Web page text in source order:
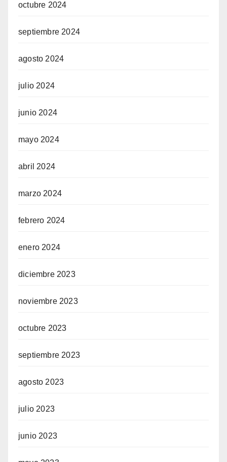
octubre 2024
septiembre 2024
agosto 2024
julio 2024
junio 2024
mayo 2024
abril 2024
marzo 2024
febrero 2024
enero 2024
diciembre 2023
noviembre 2023
octubre 2023
septiembre 2023
agosto 2023
julio 2023
junio 2023